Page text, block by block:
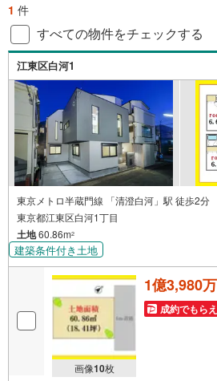
1 件
すべての物件をチェックする
江東区白河1
東京メトロ半蔵門線 「清澄白河」駅 徒歩2分
東京都江東区白河1丁目
土地60.86m2
建築条件付き土地
画像10枚
1億3,980
成約でもら